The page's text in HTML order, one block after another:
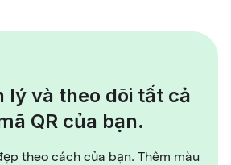
lý và theo dõi tất cả
QR của bạn.
theo cách của bạn. Thêm màu